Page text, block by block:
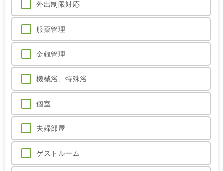
外出制限対応
服薬管理
金銭管理
機械浴、特殊浴
個室
夫婦部屋
ゲストルーム